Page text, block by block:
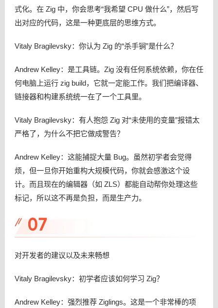
式化。在 Zig 中，你会思考“我希望 CPU 做什么”，然后写
出对应的代码，这是一种更底层的思维方式。
Vitaly Bragilevsky：你认为 Zig 的“杀手锏”是什么？
Andrew Kelley：是工具链。Zig 没有任何系统依赖，你在任
何电脑上运行 zig build，它就一定能工作。我们把编译器、
链接器和构建系统统一在了一个工具里。
Vitaly Bragilevsky：有人抱怨 Zig 对“未使用的变量”报错太
严格了，为什么不把它做成警告？
Andrew Kelley：这能捕捉大量 Bug。虽然初学者会觉得
烦，但一旦你开始重构大规模代码，你就会感激这个设
计。而且现在的编辑器（如 ZLS）都能自动帮你处理这些
标记，所以这不再是负担，而是生产力。
对开发者的建议以及未来畅想
Vitaly Bragilevsky：初学者应该如何学习 Zig？
Andrew Kelley：强烈推荐 Ziglings。这是一个非常棒的项